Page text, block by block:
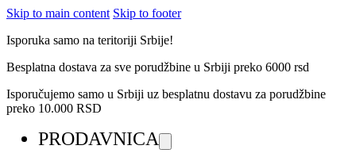
Skip to main content Skip to footer
Isporuka samo na teritoriji Srbije!
Besplatna dostava za sve porudžbine u Srbiji preko 6000 rsd
Isporučujemo samo u Srbiji uz besplatnu dostavu za porudžbine
preko 10.000 RSD
PRODAVNICA